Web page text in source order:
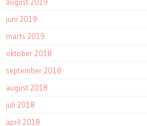
august 2019
juni 2019
marts 2019
oktober 2018
september 2018
august 2018
juli 2018
april 2018